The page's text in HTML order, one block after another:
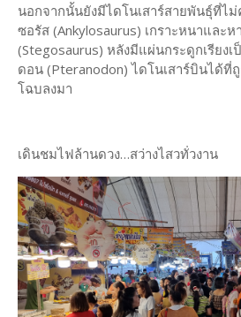
นอกจากนั้นยังมีไดโนเสาร์สายพันธุ์ที่ไ
ซอรัส (Ankylosaurus) เกราะหนาและ
(Stegosaurus) หลังมีแผ่นกระดูกเรียง
ดอน (Pteranodon) ไดโนเสาร์บินได้ที่
โฉบลงมา
เดินชมไฟล้านดวง…สว่างไสวทั่วงาน